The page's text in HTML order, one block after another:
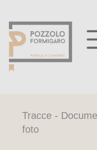
Tracce -
foto